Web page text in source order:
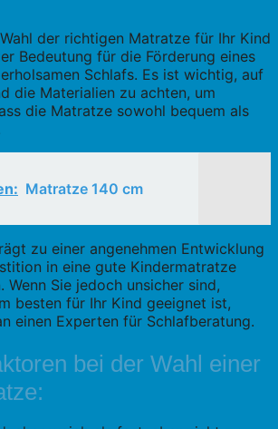
der richtigen Matratze für Ihr Kind
Bedeutung für die Förderung eines
Schlafs. Es ist wichtig, auf
die Materialien zu achten, um
die Matratze sowohl bequem als
Matratze 140 cm
zu einer angenehmen Entwicklung
in eine gute Kindermatratze
Wenn Sie jedoch unsicher sind,
besten für Ihr Kind geeignet ist,
einen Experten für Schlafberatung.
bei der Wahl einer